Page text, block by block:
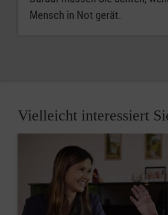
Mensch in Not gerät.
Vielleicht interessiert